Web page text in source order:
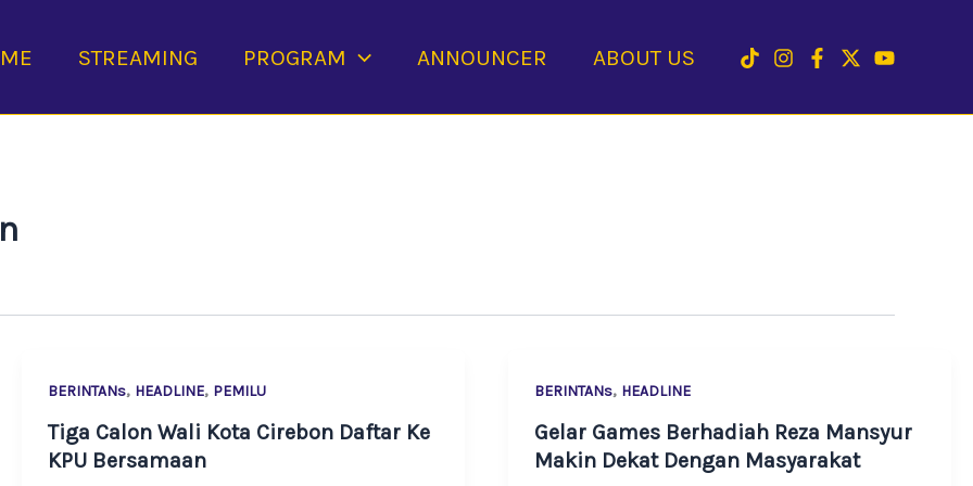
STREAMING PROGRAM ANNOUNCER ABOUT US
BERINTANs, HEADLINE, PEMILU
Tiga Calon Wali Kota Cirebon Daftar Ke
KPU Bersamaan
BERINTANs, HEADLINE
Gelar Games Berhadiah Reza Mansyur
Makin Dekat Dengan Masyarakat